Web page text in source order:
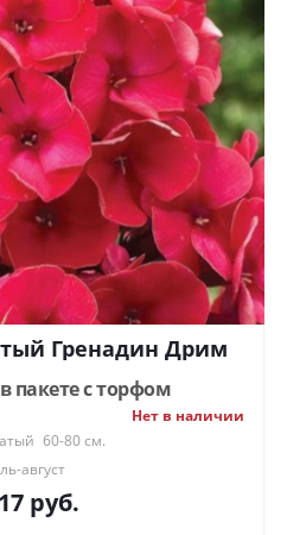
Гренадин Дрим
пакете с торфом
Нет в наличии
60-80 см.
август
руб.